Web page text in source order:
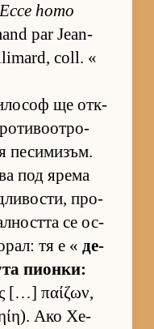
Ecce homo
par Jean-
coll. «
ще от­к­
пе­си­ми­зъм.
под ярема
про­
се ос­
тя е « де­
пи­он­ки:
[…] παίζων,
Ако Хе­